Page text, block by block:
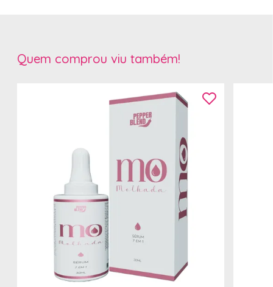
Quem comprou viu também!